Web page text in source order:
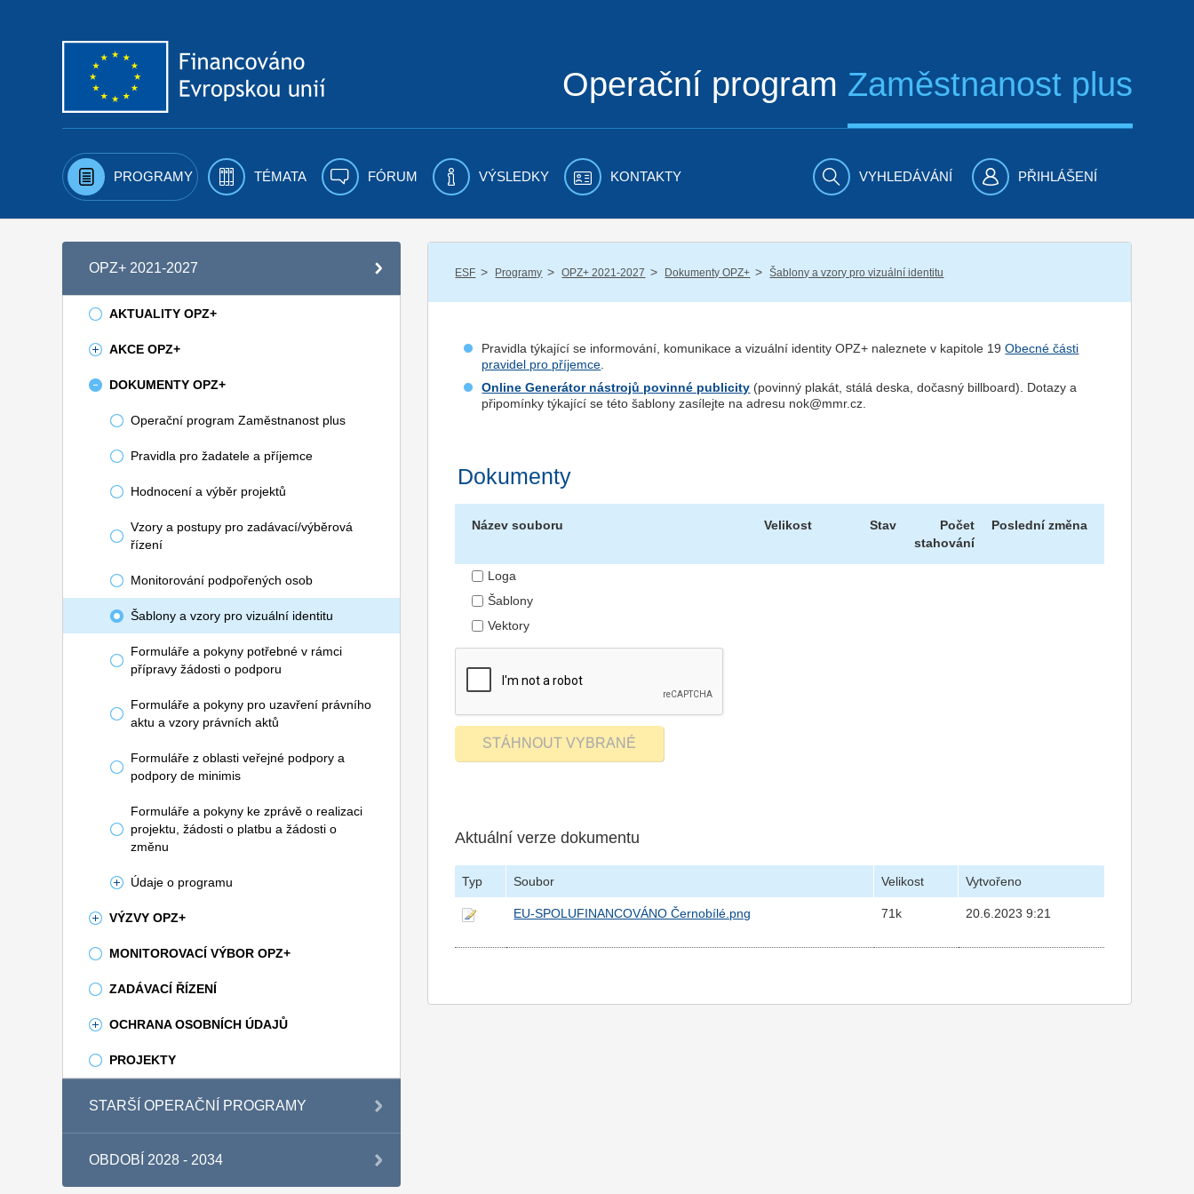
Operační program Zaměstnanost plus
PROGRAMY TÉMATA FÓRUM VÝSLEDKY KONTAKTY VYHLEDÁVÁNÍ PŘIHLÁŠENÍ
OPZ+ 2021-2027
AKTUALITY OPZ+
AKCE OPZ+
DOKUMENTY OPZ+
Operační program Zaměstnanost plus
Pravidla pro žadatele a příjemce
Hodnocení a výběr projektů
Vzory a postupy pro zadávací/výběrová
řízení
Monitorování podpořených osob
Šablony a vzory pro vizuální identitu
Formuláře a pokyny potřebné v rámci
přípravy žádosti o podporu
Formuláře a pokyny pro uzavření právního
aktu a vzory právních aktů
Formuláře z oblasti veřejné podpory a
podpory de minimis
Formuláře a pokyny ke zprávě o realizaci
projektu, žádosti o platbu a žádosti o
změnu
Údaje o programu
VÝZVY OPZ+
MONITOROVACÍ VÝBOR OPZ+
ZADÁVACÍ ŘÍZENÍ
OCHRANA OSOBNÍCH ÚDAJŮ
PROJEKTY
STARŠÍ OPERAČNÍ PROGRAMY
OBDOBÍ 2028 - 2034
ESF / Programy / OPZ+ 2021-2027 / Dokumenty OPZ+ / Šablony a vzory pro vizuální identitu
Pravidla týkající se informování, komunikace a vizuální identity OPZ+ naleznete v kapitole 19Obecné části
pravidel pro příjemce
Online Generátor nástrojů povinné publicity (povinný plakát, stálá deska, dočasný billboard). Dotazy a
připomínky týkající se této šablony zasílejte na adresu nok@mmr.cz.
Dokumenty
Název souboru Velikost Stav
Počet
stahování
Poslední změna
Loga
Šablony
Vektory
Aktuální verze dokumentu
Typ Soubor Velikost Vytvořeno
EU-SPOLUFINANCOVÁNO Černobílé.png 71k 20.6.2023 9:21